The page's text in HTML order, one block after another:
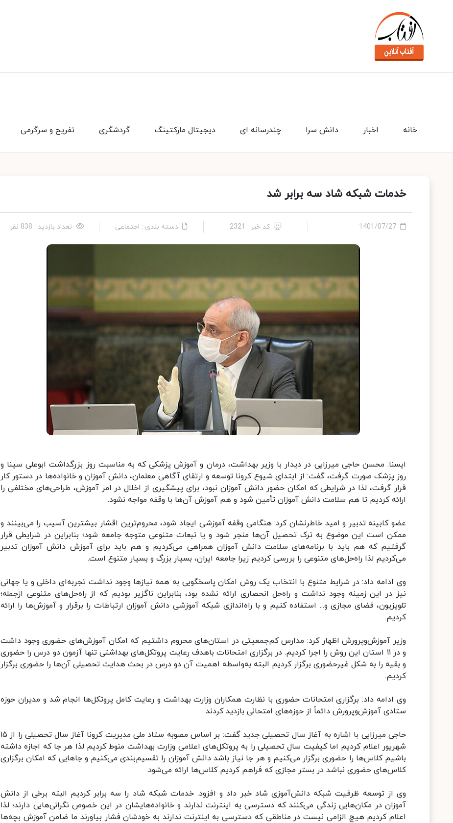
تفریح و سرگرمی گردشگری دیجیتال مارکتینگ چندرسانه ای دانش سرا اخبار خانه
خدمات شبکه شاد سه برابر شد
1401/07/27 کد خبر : 2321 دسته بندی : اجتماعی تعداد بازدید : 838 نفر
ایسنا: محسن حاجی میرزایی در دیدار با وزیر بهداشت، درمان و آموزش پزشکی که به مناسبت روز بزرگداشت ابوعلی سینا و
روز پزشک صورت گرفت، گفت: از ابتدای شیوع کرونا توسعه و ارتقای آگاهی معلمان، دانش آموزان و خانواده‌ها در دستور کار
قرار گرفت، لذا در شرایطی که امکان حضور دانش آموزان نبود، برای پیشگیری از اخلال در امر آموزش، طراحی‌های مختلفی را
ارائه کردیم تا هم سلامت دانش آموزان تأمین شود و هم آموزش آن‌ها با وقفه مواجه نشود.
عضو کابینه تدبیر و امید خاطرنشان کرد: هنگامی وقفه آموزشی ایجاد شود، محروم‌ترین اقشار بیشترین آسیب را می‌بینند و
ممکن است این موضوع به ترک تحصیل آن‌ها منجر شود و یا تبعات متنوعی متوجه جامعه شود؛ بنابراین در شرایطی قرار
گرفتیم که هم باید با برنامه‌های سلامت دانش آموزان همراهی می‌کردیم و هم باید برای آموزش دانش آموزان تدبیر
می‌کردیم لذا راه‌حل‌های متنوعی را بررسی کردیم زیرا جامعه ایران، بسیار بزرگ و بسیار متنوع است.
وی ادامه داد: در شرایط متنوع با انتخاب یک روش امکان پاسخگویی به همه نیازها وجود نداشت تجربه‌ای داخلی و یا جهانی
نیز در این زمینه وجود نداشت و راه‌حل انحصاری ارائه نشده بود، بنابراین ناگزیر بودیم که از راه‌حل‌های متنوعی ازجمله؛
تلویزیون، فضای مجازی و... استفاده کنیم و با راه‌اندازی شبکه آموزشی دانش آموزان ارتباطات را برقرار و آموزش‌ها را ارائه
کردیم.
وزیر آموزش‌وپرورش اظهار کرد: مدارس کم‌جمعیتی در استان‌های محروم داشتیم که امکان آموزش‌های حضوری وجود داشت
و در ۱۱ استان این روش را اجرا کردیم. در برگزاری امتحانات باهدف رعایت پروتکل‌های بهداشتی تنها آزمون دو درس را حضوری
و بقیه را به شکل غیرحضوری برگزار کردیم البته به‌واسطه اهمیت آن دو درس در بحث هدایت تحصیلی آن‌ها را حضوری برگزار
کردیم.
وی ادامه داد: برگزاری امتحانات حضوری با نظارت همکاران وزارت بهداشت و رعایت کامل پروتکل‌ها انجام شد و مدیران حوزه
ستادی آموزش‌وپرورش دائماً از حوزه‌های امتحانی بازدید کردند.
حاجی میرزایی با اشاره به آغاز سال تحصیلی جدید گفت: بر اساس مصوبه ستاد ملی مدیریت کرونا آغاز سال تحصیلی را از ۱۵
شهریور اعلام کردیم اما کیفیت سال تحصیلی را به پروتکل‌های اعلامی وزارت بهداشت منوط کردیم لذا هر جا که اجازه داشته
باشیم کلاس‌ها را حضوری برگزار می‌کنیم و هر جا نیاز باشد دانش آموزان را تقسیم‌بندی می‌کنیم و جاهایی که امکان برگزاری
کلاس‌های حضوری نباشد در بستر مجازی که فراهم کردیم کلاس‌ها ارائه می‌شود.
وی از توسعه ظرفیت شبکه دانش‌آموزی شاد خبر داد و افزود: خدمات شبکه شاد را سه برابر کردیم البته برخی از دانش
آموزان در مکان‌هایی زندگی می‌کنند که دسترسی به اینترنت ندارند و خانواده‌هایشان در این خصوص نگرانی‌هایی دارند؛ لذا
اعلام کردیم هیچ الزامی نیست در مناطقی که دسترسی به اینترنت ندارند به خودشان فشار بیاورند ما ضامن آموزش بچه‌ها